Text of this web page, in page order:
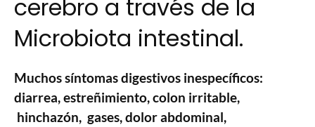
cerebro a través de la
Microbiota intestinal.
Muchos síntomas digestivos inespecíficos:
diarrea, estreñimiento, colon irritable,
hinchazón, gases, dolor abdominal,